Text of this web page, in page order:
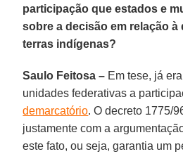
participação que estados e
sobre a decisão em relação à
terras indígenas?
Saulo Feitosa – Em tese, já
unidades federativas a
demarcatório. O decreto 1775/
justamente com a
este fato, ou seja, garantia um